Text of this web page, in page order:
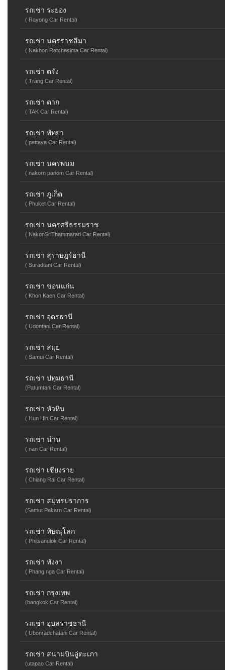
รถเช่า ระยอง
( Rayong Car Rental)
รถเช่า นครราชสีมา
( Nakhon Ratchasima Car Rental)
รถเช่า ตรัง
( Trang Car Rental)
รถเช่า ตาก
( TAK Car Rental)
รถเช่า พัทยา
( pattaya Car Rental)
รถเช่า นครพนม
( nakorn panom Car Rental)
รถเช่า ภูเก็ต
( Phuket Car Rental)
รถเช่า นครศรีธรรมราช
( NakonSriThammarad Car Rental)
รถเช่า สุราษฎร์ธานี
( Suradtani Car Rental)
รถเช่า ขอนแก่น
( Khon Kaen Car Rental)
รถเช่า อุดรธานี
( Udontani Car Rental)
รถเช่า สมุย
( Samui Car Rental)
รถเช่า ปทุมธานี
(Patumtani Car Rental)
รถเช่า หัวหิน
( Hun Hin Car Rental)
รถเช่า น่าน
( nan Car Rental)
รถเช่า เชียงราย
( Chiang Rai Car Rental)
รถเช่า สมุทรปราการ
(Samut Pakarn Car Rental)
รถเช่า พิษณุโลก
( Phitsanulok Car Rental)
รถเช่า พังงา
( Phang nga Car Rental)
รถเช่า กรุงเทพ
(bangkok Car Rental)
รถเช่า อุบลราชธานี
( Ubonradchatani Car Rental)
รถเช่า สนามบินอู่ตะเภา
(utapao Car Rental)